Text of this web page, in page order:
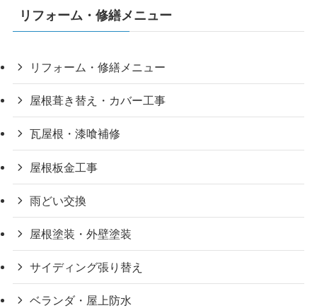
リフォーム・修繕メニュー
リフォーム・修繕メニュー
屋根葺き替え・カバー工事
瓦屋根・漆喰補修
屋根板金工事
雨どい交換
屋根塗装・外壁塗装
サイディング張り替え
ベランダ・屋上防水